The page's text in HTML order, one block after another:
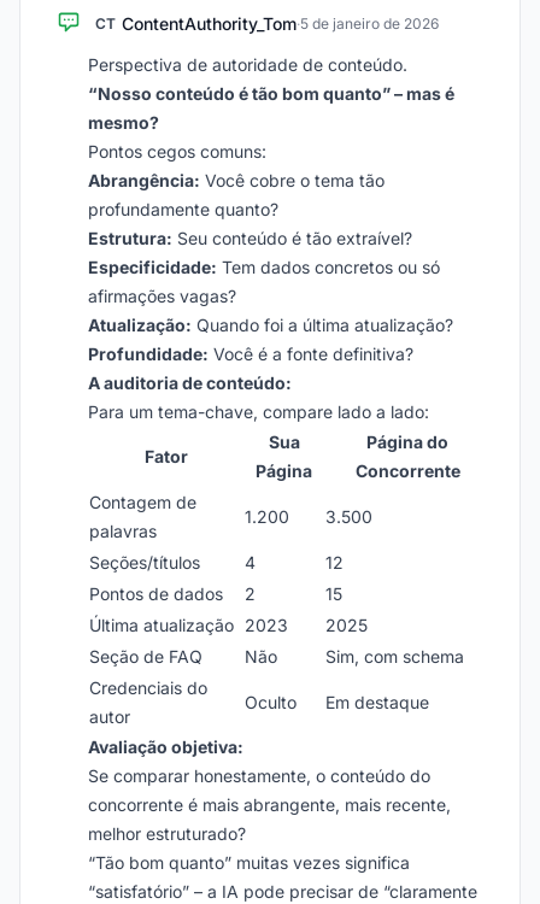
CT ContentAuthority_Tom·5 de janeiro de 2026
Perspectiva de autoridade de conteúdo.
“Nosso conteúdo é tão bom quanto” – mas é
mesmo?
Pontos cegos comuns:
Abrangência: Você cobre o tema tão
profundamente quanto?
Estrutura: Seu conteúdo é tão extraível?
Especificidade: Tem dados concretos ou só
afirmações vagas?
Atualização: Quando foi a última atualização?
Profundidade: Você é a fonte definitiva?
A auditoria de conteúdo:
Para um tema-chave, compare lado a lado:
Fator
Sua
Página
Página do
Concorrente
Contagem de
palavras
1.200 3.500
Seções/títulos 4
12
Pontos de dados
2
15
Última atualização 2023
2025
Seção de FAQ
Não
Sim, com schema
Credenciais do
autor
Oculto Em destaque
Avaliação objetiva:
Se comparar honestamente, o conteúdo do
concorrente é mais abrangente, mais recente,
melhor estruturado?
“Tão bom quanto” muitas vezes significa
“satisfatório” – a IA pode precisar de “claramente